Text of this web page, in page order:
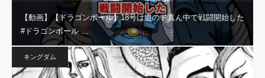
【動画】【ドラゴンボール】18号は道のド真ん中で戦闘開始した
#ドラゴンボール …
キングダム